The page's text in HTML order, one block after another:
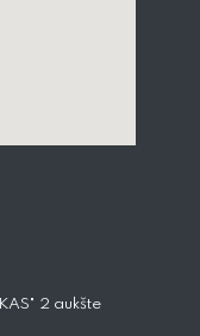
2 aukšte